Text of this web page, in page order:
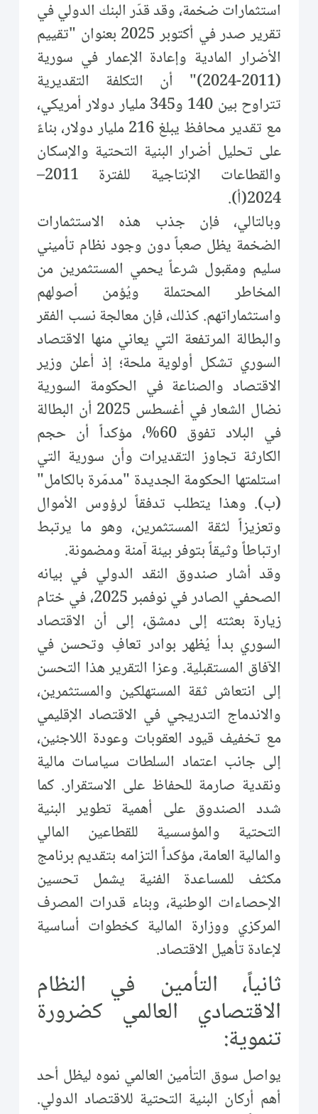
استثمارات ضخمة، وقد قدّر البنك الدولي في
تقرير صدر في أكتوبر 2025 بعنوان "تقييم
الأضرار المادية وإعادة الإعمار في سورية
(2011-2024)" أن التكلفة التقديرية
تتراوح بين 140 و345 مليار دولار أمريكي،
مع تقدير محافظ يبلغ 216 مليار دولار، بناءً
على تحليل أضرار البنية التحتية والإسكان
والقطاعات الإنتاجية للفترة 2011–
2024(أ).
وبالتالي، فإن جذب هذه الاستثمارات
الضخمة يظل صعباً دون وجود نظام تأميني
سليم ومقبول شرعاً يحمي المستثمرين من
المخاطر المحتملة ويُؤمن أصولهم
واستثماراتهم. كذلك، فإن معالجة نسب الفقر
والبطالة المرتفعة التي يعاني منها الاقتصاد
السوري تشكل أولوية ملحة؛ إذ أعلن وزير
الاقتصاد والصناعة في الحكومة السورية
نضال الشعار في أغسطس 2025 أن البطالة
في البلاد تفوق 60%، مؤكداً أن حجم
الكارثة تجاوز التقديرات وأن سورية التي
استلمتها الحكومة الجديدة "مدمّرة بالكامل"
(ب). وهذا يتطلب تدفقاً لرؤوس الأموال
وتعزيزاً لثقة المستثمرين، وهو ما يرتبط
ارتباطاً وثيقاً بتوفر بيئة آمنة ومضمونة.
وقد أشار صندوق النقد الدولي في بيانه
الصحفي الصادر في نوفمبر 2025، في ختام
زيارة بعثته إلى دمشق، إلى أن الاقتصاد
السوري بدأ يُظهر بوادر تعافٍ وتحسن في
الآفاق المستقبلية. وعزا التقرير هذا التحسن
إلى انتعاش ثقة المستهلكين والمستثمرين،
والاندماج التدريجي في الاقتصاد الإقليمي
مع تخفيف قيود العقوبات وعودة اللاجئين،
إلى جانب اعتماد السلطات سياسات مالية
ونقدية صارمة للحفاظ على الاستقرار. كما
شدد الصندوق على أهمية تطوير البنية
التحتية والمؤسسية للقطاعين المالي
والمالية العامة، مؤكداً التزامه بتقديم برنامج
مكثف للمساعدة الفنية يشمل تحسين
الإحصاءات الوطنية، وبناء قدرات المصرف
المركزي ووزارة المالية كخطوات أساسية
لإعادة تأهيل الاقتصاد.
ثانياً، التأمين في النظام
الاقتصادي العالمي كضرورة
تنموية:
يواصل سوق التأمين العالمي نموه ليظل أحد
أهم أركان البنية التحتية للاقتصاد الدولي.